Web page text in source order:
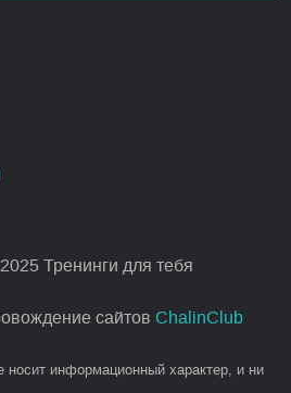
Тренинги для тебя
сайтов ChalinClub
информационный характер, и ни